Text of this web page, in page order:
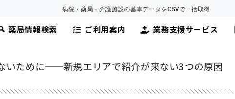
病院・薬局・介護施設の基本データをCSVで一括取得
薬局情報検索 ご利用案内 業務支援サービス
いために——新規エリアで紹介が来ない3つの原因